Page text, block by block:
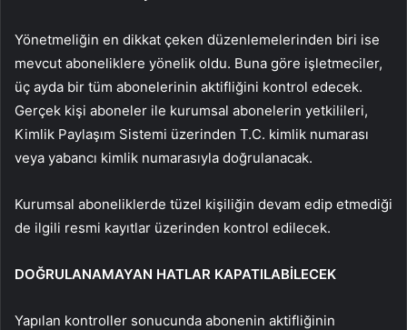
Yönetmeliğin en dikkat çeken düzenlemelerinden biri ise
mevcut aboneliklere yönelik oldu. Buna göre işletmeciler,
üç ayda bir tüm abonelerinin aktifliğini kontrol edecek.
Gerçek kişi aboneler ile kurumsal abonelerin yetkilileri,
Kimlik Paylaşım Sistemi üzerinden T.C. kimlik numarası
veya yabancı kimlik numarasıyla doğrulanacak.
Kurumsal aboneliklerde tüzel kişiliğin devam edip etmediği
de ilgili resmi kayıtlar üzerinden kontrol edilecek.
DOĞRULANAMAYAN HATLAR KAPATILABİLECEK
Yapılan kontroller sonucunda abonenin aktifliğinin